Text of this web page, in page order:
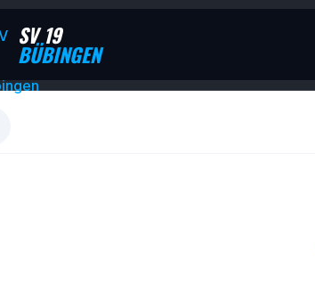
SV 19
BÜBINGEN